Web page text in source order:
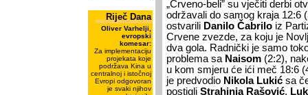
Riječ Dana
Oliver Varhelji,
evropski
komesar:
Za implementaciju
projekata koje
podržava Kina u
centralnoj i istočnoj
Evropi odgovoran
je svaki njihov
„Crveno-beli” su vječiti derbi
održavali do samog kraja 12:6
ostvarili Danilo Čabrilo iz
Crvene zvezde, za koju je
dva gola. Radnički je samo
problema sa Naisom (2:2),
u kom smjeru će ići meč 18:6
je predvodio Nikola Lukić sa
postigli Strahinja Rašović,